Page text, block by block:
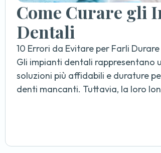
Come Curare gli
Dentali
10 Errori da Evitare per Farli
Gli impianti dentali rappresentano
soluzioni più affidabili e durature
denti mancanti. Tuttavia, la loro